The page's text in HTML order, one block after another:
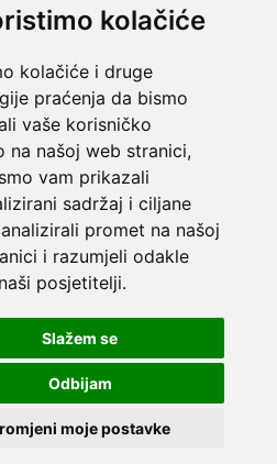
kolačiće
kolačiće i druge
praćenja da bismo
vaše korisničko
na našoj web stranici,
vam prikazali
sadržaj i ciljane
promet na našoj
i razumjeli odakle
posjetitelji.
Slažem se
Odbijam
moje postavke
d.o.o. – Sva prava zadržana
Jakova Gotovca 6, 10000 Zagreb, MB:
Trgovački sud u Zagrebu,
Banka d.d. Jurišićeva 4, 10000 Zagreb, IBAN
20.000,00 kn uplaćeno u cijelosti, direktori Ana
Voditelj poslova Hrvoje Bažon
1€ = 7,53450 kn